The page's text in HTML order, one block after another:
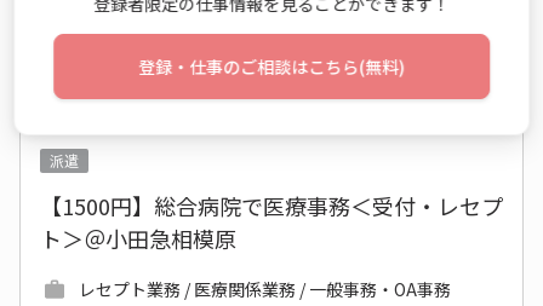
仕事詳細 エントリー
派遣
【1500円】総合病院で医療事務＜受付・レセプ
ト＞＠小田急相模原
レセプト業務 / 医療関係業務 / 一般事務・OA事務
登録・仕事のご相談はこちら(無料)